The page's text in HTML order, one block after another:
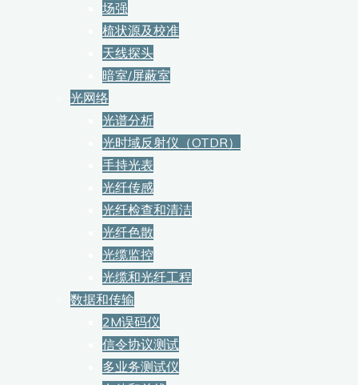
场强
梳状源及校准
天线探头
暗室/屏蔽室
光网络
光谱分析
光时域反射仪（OTDR）
手持光表
光纤传感
光纤检查和清洁
光纤色散
光缆监控
光缆和光纤工程
数据和传输
2M误码仪
信令协议测试
多业务测试仪